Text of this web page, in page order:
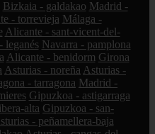
Bizkaia - galdakao Madrid -
- torrevieja Málaga -
Alicante - sant-vicent-del-
leganés Navarra - pamplona
Alicante - benidorm Girona
Asturias - noreña Asturias -
- tarragona Madrid -
Gipuzkoa - astigarraga
alta Gipuzkoa - san-
- peñamellera-baja